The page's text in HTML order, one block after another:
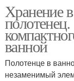
Хранение
ванной
Полотенце в
незаменимый